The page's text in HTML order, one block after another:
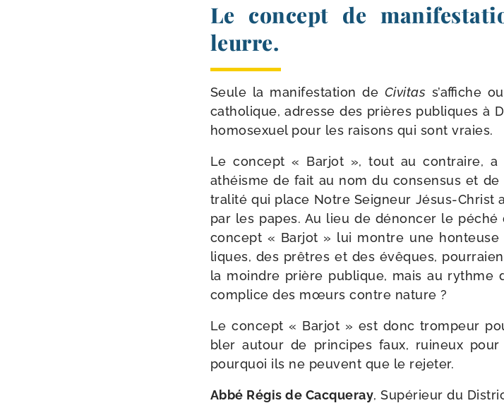
Le concept de
leurre.
Seule la mani­fes­ta­tion de Civitas s’affiche
catho­lique, adresse des prières publiques à
homo­sexuel pour les rai­sons qui sont vraies.
Le concept « Barjot », tout au contraire,
athéisme de fait au nom du consen­sus et
tra­li­té qui place Notre Seigneur Jésus-​Christ
par les papes. Au lieu de dénon­cer le péché
concept « Barjot » lui montre une
liques, des prêtres et des évêques,
la moindre prière publique, mais au rythme
com­plice des mœurs contre nature ?
Le concept « Barjot » est donc trom­peur
bler autour de prin­cipes faux, rui­neux
pour­quoi ils ne peuvent que le rejeter.
Abbé Régis de Cacqueray, Supérieur du